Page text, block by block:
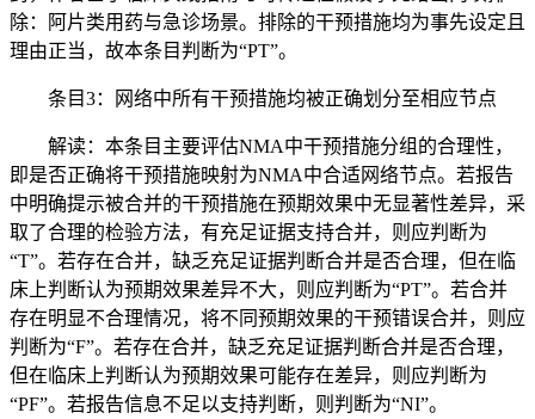
除：阿片类用药与急诊场景。排除的干预措施均为事先设定且
理由正当，故本条目判断为“PT”。
条目3：网络中所有干预措施均被正确划分至相应节点
解读：本条目主要评估NMA中干预措施分组的合理性，
即是否正确将干预措施映射为NMA中合适网络节点。若报告
中明确提示被合并的干预措施在预期效果中无显著性差异，采
取了合理的检验方法，有充足证据支持合并，则应判断为
“T”。若存在合并，缺乏充足证据判断合并是否合理，但在临
床上判断认为预期效果差异不大，则应判断为“PT”。若合并
存在明显不合理情况，将不同预期效果的干预错误合并，则应
判断为“F”。若存在合并，缺乏充足证据判断合并是否合理，
但在临床上判断认为预期效果可能存在差异，则应判断为
“PF”。若报告信息不足以支持判断，则判断为“NI”。